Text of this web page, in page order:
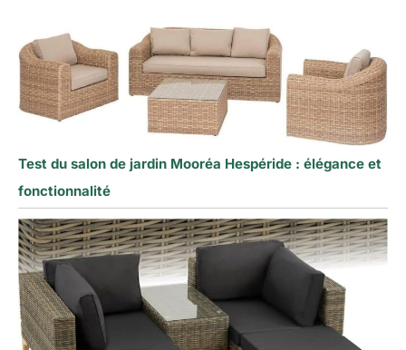
Test du salon de jardin Mooréa Hespéride : élégance et
fonctionnalité